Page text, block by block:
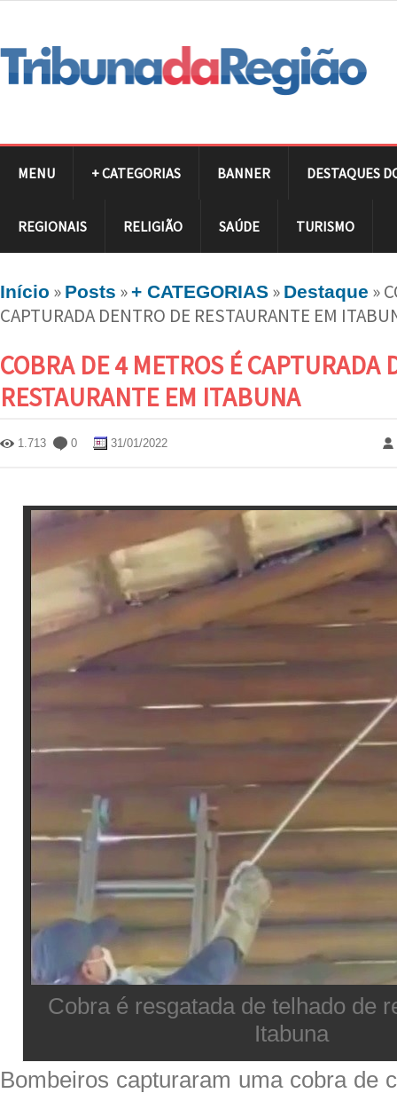
MENU + CATEGORIAS BANNER DESTAQUES
REGIONAIS RELIGIÃO SAÚDE TURISMO
Início » Posts »+ CATEGORIAS » Destaque »
CAPTURADA DENTRO DE RESTAURANTE EM
COBRA DE 4 METROS É CAPTURADA
RESTAURANTE EM ITABUNA
1.713 0 31/01/2022
Cobra é resgatada de telhado de
Itabuna
Bombeiros capturaram uma cobra de